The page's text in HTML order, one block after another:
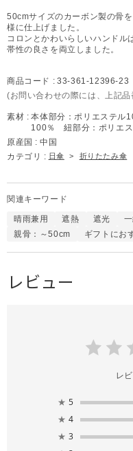
50cmサイズのカーボン製の骨
様に仕上げました。
コロンとかわいらしいハンドル
帯性の良さを両立しました。
商品コード : 33-361-12396-23
(お問い合わせの際には、上記
素材 : 本体部分：ポリエステル
100％ 紐部分：ポリエス
原産国 : 中国
カテゴリ : 日傘 > 折りたたみ傘
関連キーワード
晴雨兼用 遮熱 遮光
親骨：～50cm
ギフトにお
レビュー
レ
★ 5
★ 4
★ 3